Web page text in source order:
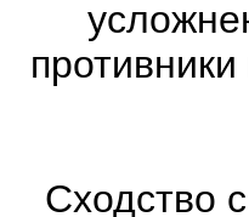
Сходство